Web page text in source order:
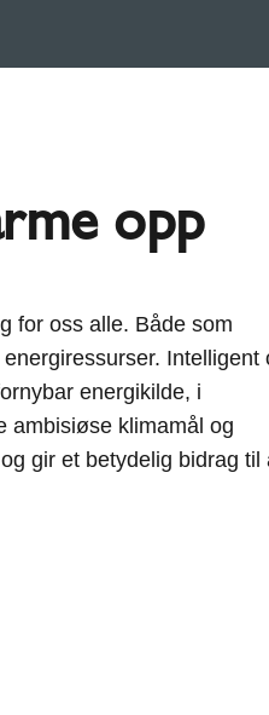
opp
for oss alle. Både som
Intelligent
energikilde, i
ambisiøse klimamål og
gir et betydelig bidrag til